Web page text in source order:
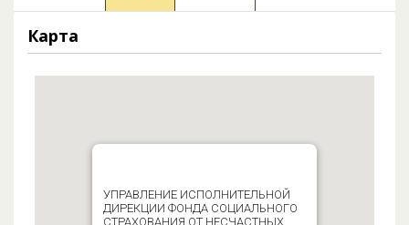
Карта
УПРАВЛЕНИЕ ИСПОЛНИТЕЛЬНОЙ
ДИРЕКЦИИ ФОНДА СОЦИАЛЬНОГО
СТРАХОВАНИЯ ОТ НЕСЧАСТНЫХ